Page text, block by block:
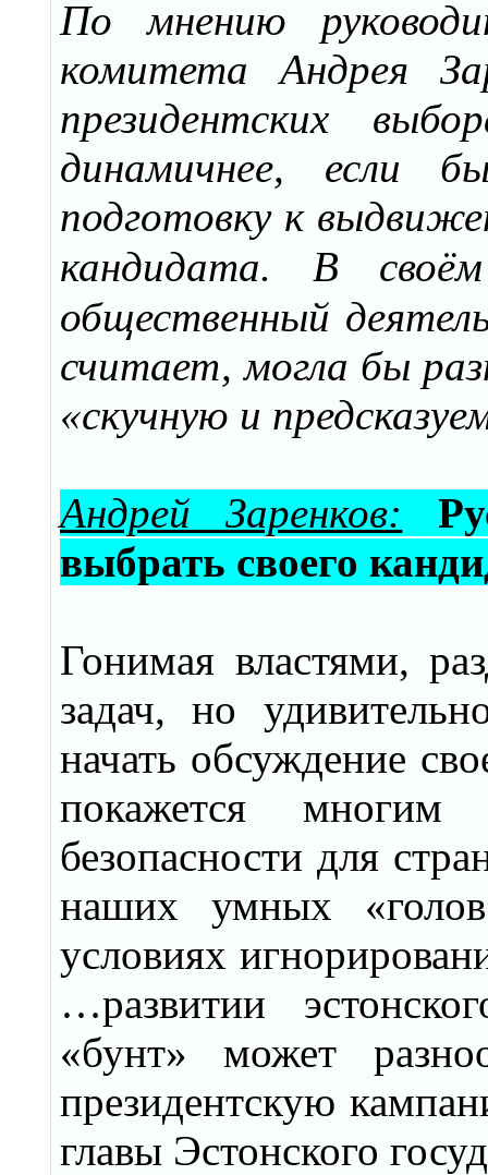
По мнению
комитета Андрея
президентских
динамичнее, если
подготовку к
кандидата. В
общественный
считает, могла бы
«скучную и
Андрей Заренков:
выбрать своего
Гонимая властями,
задач, но
начать обсуждение
покажется многим
безопасности для
наших умных
условиях
…развитии
«бунт» может
президентскую
главы Эстонского